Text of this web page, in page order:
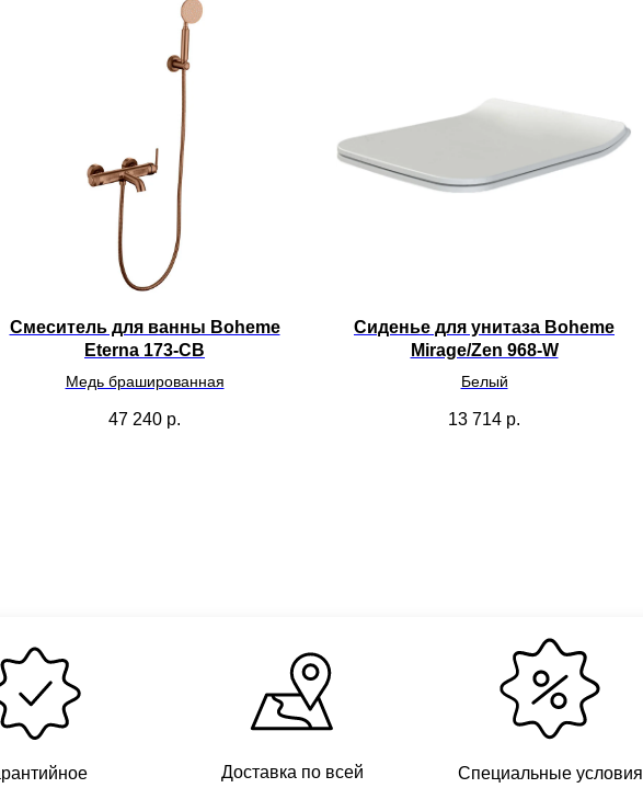
Смеситель для ванны Boheme
Eterna 173-CB
Медь брашированная
47 240 р.
Сиденье для унитаза Boheme
Mirage/Zen 968-W
Белый
13 714 р.
Доставка по всей
Специальные условия